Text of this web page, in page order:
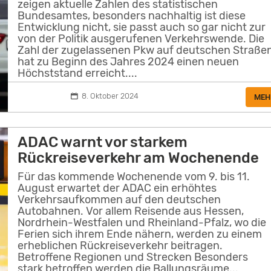
zeigen aktuelle Zahlen des statistischen
Bundesamtes, besonders nachhaltig ist diese
Entwicklung nicht, sie passt auch so gar nicht zur
von der Politik ausgerufenen Verkehrswende. Die
Zahl der zugelassenen Pkw auf deutschen
hat zu Beginn des Jahres 2024 einen neuen
Höchststand erreicht....
8. Oktober 2024
ADAC warnt vor starkem
Rückreiseverkehr am Wochenende
Für das kommende Wochenende vom 9. bis 11.
August erwartet der ADAC ein erhöhtes
Verkehrsaufkommen auf den deutschen
Autobahnen. Vor allem Reisende aus Hessen,
Nordrhein-Westfalen und Rheinland-Pfalz, wo die
Ferien sich ihrem Ende nähern, werden zu einem
erheblichen Rückreiseverkehr beitragen.
Betroffene Regionen und Strecken Besonders